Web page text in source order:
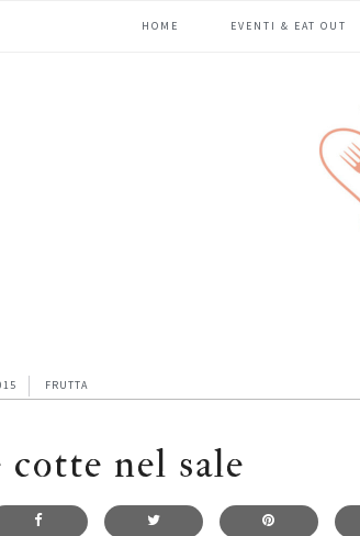
HOME EVENTI & EAT OUT
FRUTTA
cotte nel sale